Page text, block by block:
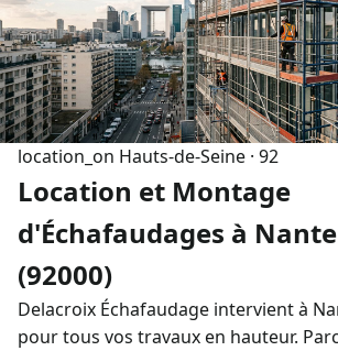
location_on Hauts-de-Seine · 92
Location et Montage
d'Échafaudages à
(92000)
Delacroix Échafaudage intervient à
pour tous vos travaux en hauteur.